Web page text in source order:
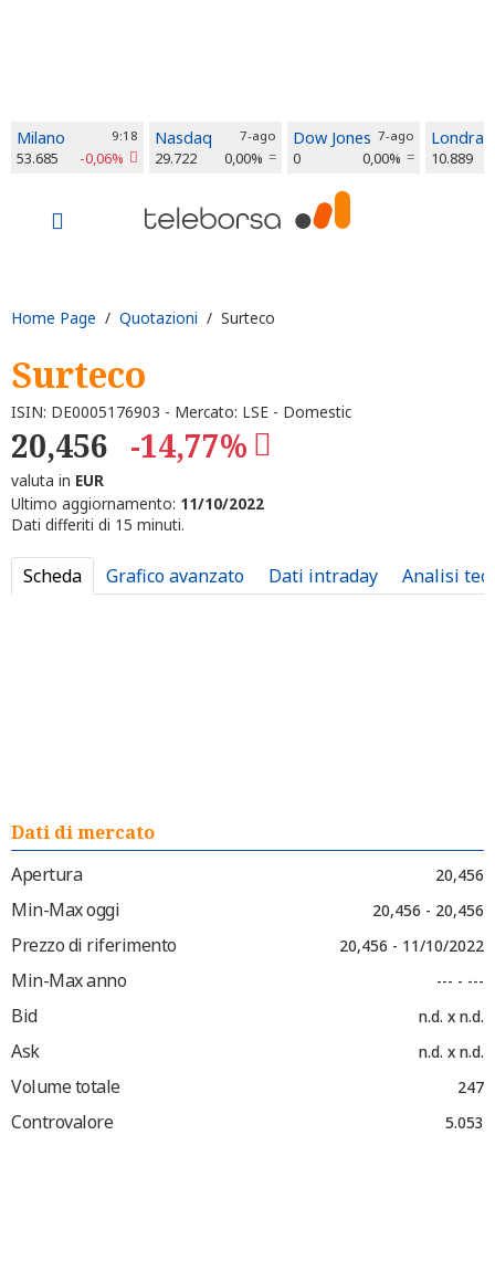
Milano 9:18
53.685 -0,06%
Nasdaq 7-ago
29.722 0,00%
Dow Jones 7-ago
0 0,00%
Londra
10.889
Home Page / Quotazioni / Surteco
Surteco
ISIN: DE0005176903 - Mercato: LSE - Domestic
20,456 -14,77%
valuta in EUR
Ultimo aggiornamento: 11/10/2022
Dati differiti di 15 minuti.
Scheda Grafico avanzato Dati intraday Analisi
Dati di mercato
Apertura
20,456
Min-Max oggi 20,456 - 20,456
Prezzo di riferimento 20,456 - 11/10/2022
Min-Max anno --- - ---
Bid n.d. x n.d.
Ask n.d. x n.d.
Volume totale 247
Controvalore 5.053